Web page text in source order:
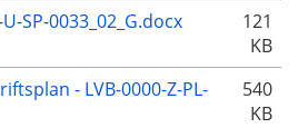
SP-0033_02_G.docx
121
KB
- LVB-0000-Z-PL-
540
KB